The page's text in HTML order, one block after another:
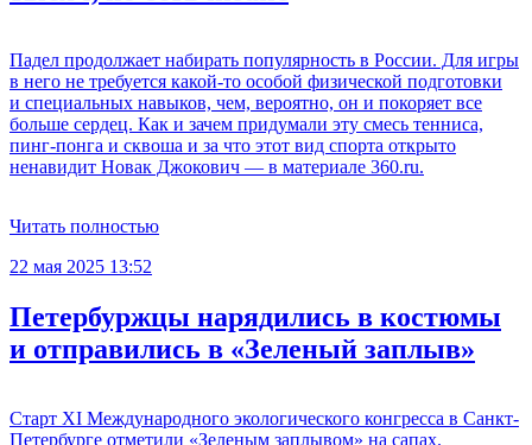
Падел продолжает набирать популярность в России. Для игры
в него не требуется какой-то особой физической подготовки
и специальных навыков, чем, вероятно, он и покоряет все
больше сердец. Как и зачем придумали эту смесь тенниса,
пинг-понга и сквоша и за что этот вид спорта открыто
ненавидит Новак Джокович — в материале 360.ru.
Читать полностью
22 мая 2025 13:52
Петербуржцы нарядились в костюмы
и отправились в «Зеленый заплыв»
Старт XI Международного экологического конгресса в Санкт-
Петербурге отметили «Зеленым заплывом» на сапах.